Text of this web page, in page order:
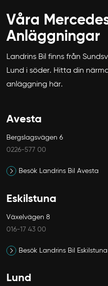
Våra
Anläggningar
Landrins Bil finns från
Lund i söder. Hitta din
anläggning här.
Avesta
Bergslagsvägen 6
0226-577 00
Besök Landrins Bil Avesta
Eskilstuna
Växelvägen 8
016-17 43 00
Besök Landrins Bil Eskilstuna
Lund